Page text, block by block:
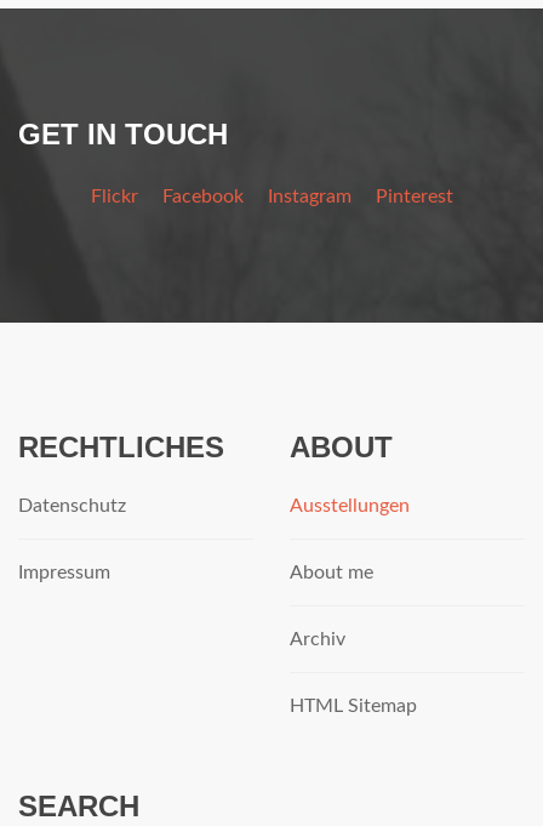
GET IN TOUCH
Flickr Facebook Instagram Pinterest
RECHTLICHES
Datenschutz
Impressum
ABOUT
Ausstellungen
About me
Archiv
HTML Sitemap
SEARCH